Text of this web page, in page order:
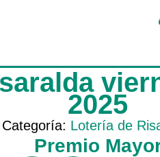
2025
Categoría: Lotería de
Premio